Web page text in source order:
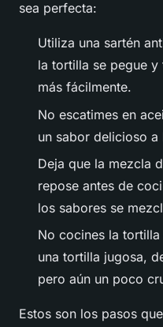
sea perfecta:
Utiliza una sartén
la tortilla se pegue y
más fácilmente.
No escatimes en
un sabor delicioso a
Deja que la mezcla
repose antes de
los sabores se
No cocines la
una tortilla jugosa,
pero aún un poco
Estos son los pasos